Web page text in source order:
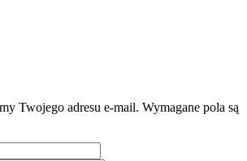
Twojego adresu e-mail. Wymagane pola są